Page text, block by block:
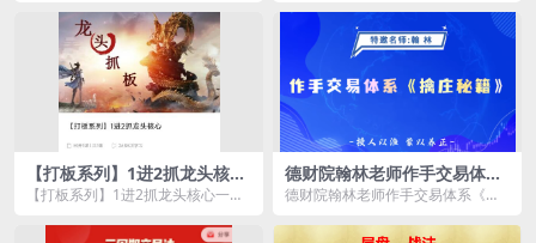
录：...
细教程
原理与运用详细教程资...
【打板系列】1进2抓龙头核心
一进二
【打板系列】1进2抓龙头核心一进
德财院翰林老师作手交易体系
《擒庄秘籍》高阶系统课26节
德财院翰林老师作手交易体系《擒
介： ...